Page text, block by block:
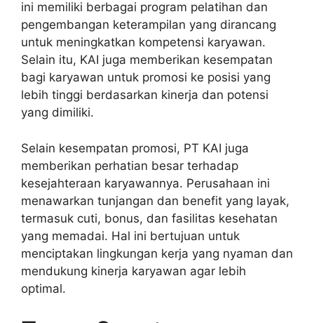
ini memiliki berbagai program pelatihan dan
pengembangan keterampilan yang dirancang
untuk meningkatkan kompetensi karyawan.
Selain itu, KAI juga memberikan kesempatan
bagi karyawan untuk promosi ke posisi yang
lebih tinggi berdasarkan kinerja dan potensi
yang dimiliki.
Selain kesempatan promosi, PT KAI juga
memberikan perhatian besar terhadap
kesejahteraan karyawannya. Perusahaan ini
menawarkan tunjangan dan benefit yang layak,
termasuk cuti, bonus, dan fasilitas kesehatan
yang memadai. Hal ini bertujuan untuk
menciptakan lingkungan kerja yang nyaman dan
mendukung kinerja karyawan agar lebih
optimal.